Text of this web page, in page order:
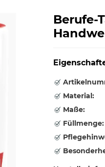
Berufe-
Material:
Maße:
Füllmenge: